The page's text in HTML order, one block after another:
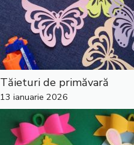
Tăieturi de primăvară
13 ianuarie 2026